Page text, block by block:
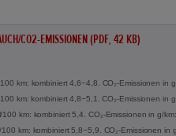
CO2-EMISSIONEN (PDF, 42 KB)
km: kombiniert 4,6−4,8. CO₂-Emissionen in
km: kombiniert 4,8−5,1. CO₂-Emissionen in
km: kombiniert 5,4. CO₂-Emissionen in g/
km: kombiniert 5,8−5,9. CO₂-Emissionen in